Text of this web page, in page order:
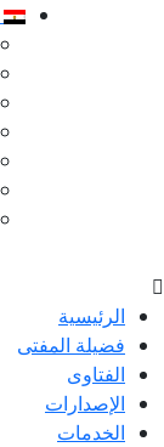
الرئيسية
فضيلة المفتى
الفتاوى
الإصدارات
الخدمات